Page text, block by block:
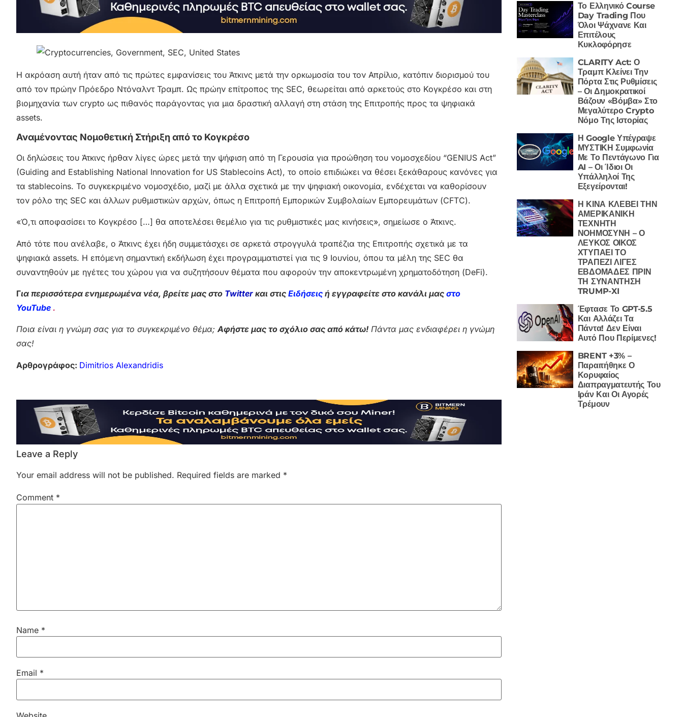
Η ακρόαση αυτή ήταν από τις πρώτες εμφανίσεις του Άτκινς μετά την ορκωμοσία του τον Απρίλιο, κατόπιν διορισμού του
από τον πρώην Πρόεδρο Ντόναλντ Τραμπ. Ως πρώην επίτροπος της SEC, θεωρείται από αρκετούς στο Κογκρέσο και στη
βιομηχανία των crypto ως πιθανός παράγοντας για μια δραστική αλλαγή στη στάση της Επιτροπής προς τα ψηφιακά
assets.
Αναμένοντας Νομοθετική Στήριξη από το Κογκρέσο
Οι δηλώσεις του Άτκινς ήρθαν λίγες ώρες μετά την ψήφιση από τη Γερουσία για προώθηση του νομοσχεδίου “GENIUS Act”
(Guiding and Establishing National Innovation for US Stablecoins Act), το οποίο επιδιώκει να θέσει ξεκάθαρους κανόνες για
τα stablecoins. Το συγκεκριμένο νομοσχέδιο, μαζί με άλλα σχετικά με την ψηφιακή οικονομία, ενδέχεται να καθορίσουν
τον ρόλο της SEC και άλλων ρυθμιστικών αρχών, όπως η Επιτροπή Εμπορικών Συμβολαίων Εμπορευμάτων (CFTC).
«Ό,τι αποφασίσει το Κογκρέσο […] θα αποτελέσει θεμέλιο για τις ρυθμιστικές μας κινήσεις», σημείωσε ο Άτκινς.
Από τότε που ανέλαβε, ο Άτκινς έχει ήδη συμμετάσχει σε αρκετά στρογγυλά τραπέζια της Επιτροπής σχετικά με τα
ψηφιακά assets. Η επόμενη σημαντική εκδήλωση έχει προγραμματιστεί για τις 9 Ιουνίου, όπου τα μέλη της SEC θα
συναντηθούν με ηγέτες του χώρου για να συζητήσουν θέματα που αφορούν την αποκεντρωμένη χρηματοδότηση (DeFi).
Για περισσότερα ενημερωμένα νέα, βρείτε μας στο Twitter και στις Ειδήσεις ή εγγραφείτε στο κανάλι μας στο
YouTube .
Ποια είναι η γνώμη σας για το συγκεκριμένο θέμα;Αφήστε μας το σχόλιο σας από κάτω! Πάντα μας ενδιαφέρει η γνώμη
σας!
Αρθρογράφος: Dimitrios Alexandridis
Leave a Reply
Your email address will not be published. Required fields are marked *
Comment *
Name *
Email *
Το Ελληνικό Course
Day Trading Που
Όλοι Ψάχνανε Και
Επιτέλους
Κυκλοφόρησε
CLARITY Act: Ο
Τραμπ Κλείνει Την
Πόρτα Στις Ρυθμίσεις
– Οι Δημοκρατικοί
Βάζουν «Βόμβα» Στο
Μεγαλύτερο Crypto
Νόμο Της Ιστορίας
Η Google Υπέγραψε
ΜΥΣΤΙΚΗ Συμφωνία
Με Το Πεντάγωνο Για
AI – Οι Ίδιοι Οι
Υπάλληλοί Της
Εξεγείρονται!
Η ΚΙΝΑ ΚΛΕΒΕΙ ΤΗΝ
ΑΜΕΡΙΚΑΝΙΚΗ
ΤΕΧΝΗΤΗ
ΝΟΗΜΟΣΥΝΗ – Ο
ΛΕΥΚΟΣ ΟΙΚΟΣ
ΧΤΥΠΑΕΙ ΤΟ
ΤΡΑΠΕΖΙ ΛΙΓΕΣ
ΕΒΔΟΜΑΔΕΣ ΠΡΙΝ
ΤΗ ΣΥΝΑΝΤΗΣΗ
TRUMP-XI
Έφτασε Το GPT-5.5
Και Αλλάζει Τα
Πάντα! Δεν Είναι
Αυτό Που Περίμενες!
BRENT +3% –
Παραιτήθηκε Ο
Κορυφαίος
Διαπραγματευτής Του
Ιράν Και Οι Αγορές
Τρέμουν